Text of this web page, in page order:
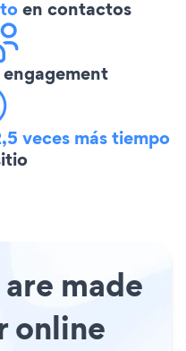
en contactos
veces más tiempo
made
online